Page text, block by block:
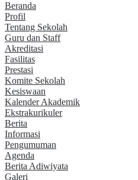
Beranda
Profil
Tentang Sekolah
Guru dan Staff
Akreditasi
Fasilitas
Prestasi
Komite Sekolah
Kesiswaan
Kalender Akademik
Ekstrakurikuler
Berita
Informasi
Pengumuman
Agenda
Berita Adiwiyata
Galeri